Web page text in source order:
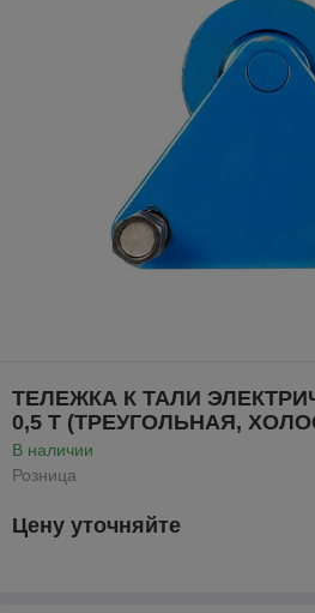
ТЕЛЕЖКА К ТАЛИ
0,5 Т (ТРЕУГОЛЬНАЯ,
В наличии
Розница
Цену уточняйте